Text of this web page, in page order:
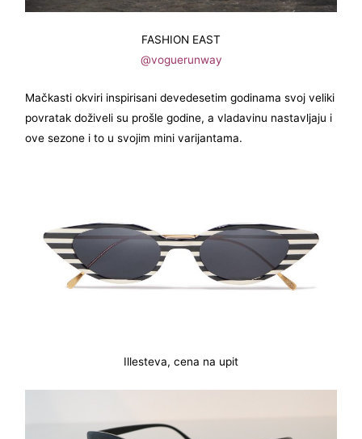
FASHION EAST
@voguerunway
Mačkasti okviri inspirisani devedesetim godinama svoj veliki
povratak doživeli su prošle godine, a vladavinu nastavljaju i
ove sezone i to u svojim mini varijantama.
Illesteva, cena na upit